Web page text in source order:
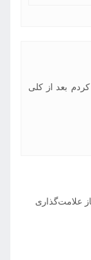
بعد از کلی
علامت‌گذاری